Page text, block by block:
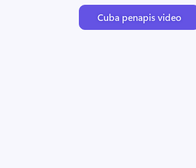
Cuba penapis video